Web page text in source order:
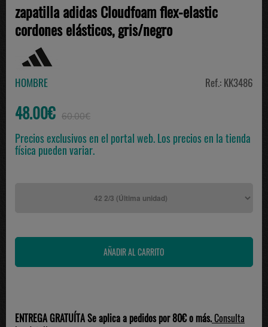
zapatilla adidas Cloudfoam flex-elastic
cordones elásticos, gris/negro
HOMBRE Ref.: KK3486
48.00€ 60.00€
Precios exclusivos en el portal web. Los precios en la tienda
física pueden variar.
ENTREGA GRATUÍTA Se aplica a pedidos por 80€ o más.Consulta